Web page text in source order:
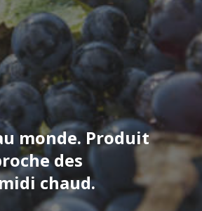
monde. Produit
des
chaud.